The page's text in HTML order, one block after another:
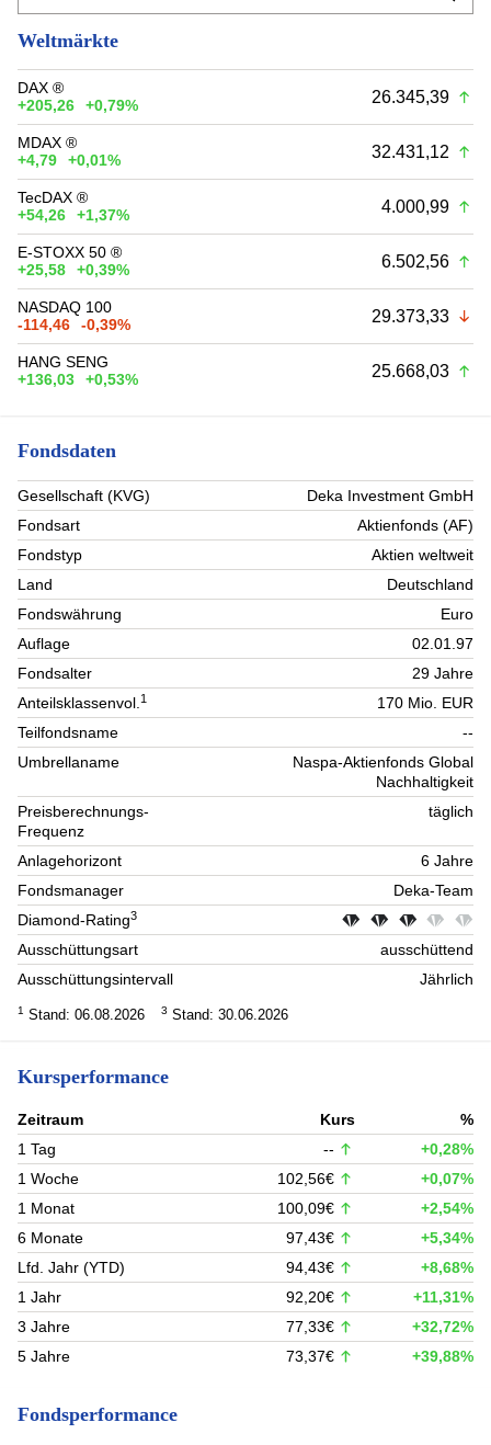
Weltmärkte
DAX ®
+205,26
+0,79% 26.345,39
MDAX ®
+4,79
+0,01% 32.431,12
TecDAX ®
+54,26
+1,37% 4.000,99
E-STOXX 50 ®
+25,58
+0,39% 6.502,56
NASDAQ 100
-114,46
-0,39% 29.373,33
HANG SENG
+136,03
+0,53% 25.668,03
Fondsdaten
Gesellschaft (KVG)
Deka Investment GmbH
Fondsart
Aktienfonds (AF)
Fondstyp
Aktien weltweit
Land
Deutschland
Fondswährung
Euro
Auflage
02.01.97
Fondsalter
29 Jahre
Anteilsklassenvol.1
170 Mio. EUR
Teilfondsname
--
Umbrellaname
Naspa-Aktienfonds Global
Nachhaltigkeit
Preisberechnungs-
Frequenz
täglich
Anlagehorizont
6 Jahre
Fondsmanager
Deka-Team
Diamond-Rating3
Ausschüttungsart
ausschüttend
Ausschüttungsintervall
Jährlich
1 Stand: 06.08.2026 3 Stand: 30.06.2026
Kursperformance
Zeitraum Kurs
%
1 Tag
--
+0,28%
1 Woche
102,56€
+0,07%
1 Monat
100,09€
+2,54%
6 Monate
97,43€
+5,34%
Lfd. Jahr (YTD)
94,43€
+8,68%
1 Jahr
92,20€
+11,31%
3 Jahre
77,33€
+32,72%
5 Jahre
73,37€ +39,88%
Fondsperformance